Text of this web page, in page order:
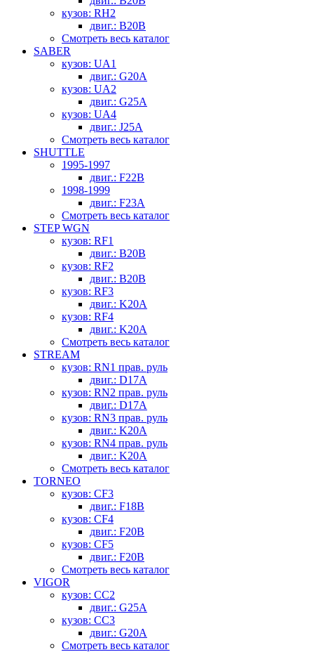
кузов: RH2
двиг.: B20B
Смотреть весь каталог
SABER
кузов: UA1
двиг.: G20A
кузов: UA2
двиг.: G25A
кузов: UA4
двиг.: J25A
Смотреть весь каталог
SHUTTLE
1995-1997
двиг.: F22B
1998-1999
двиг.: F23A
Смотреть весь каталог
STEP WGN
кузов: RF1
двиг.: B20B
кузов: RF2
двиг.: B20B
кузов: RF3
двиг.: K20A
кузов: RF4
двиг.: K20A
Смотреть весь каталог
STREAM
кузов: RN1 прав. руль
двиг.: D17A
кузов: RN2 прав. руль
двиг.: D17A
кузов: RN3 прав. руль
двиг.: K20A
кузов: RN4 прав. руль
двиг.: K20A
Смотреть весь каталог
TORNEO
кузов: CF3
двиг.: F18B
кузов: CF4
двиг.: F20B
кузов: CF5
двиг.: F20B
Смотреть весь каталог
VIGOR
кузов: CC2
двиг.: G25A
кузов: CC3
двиг.: G20A
Смотреть весь каталог